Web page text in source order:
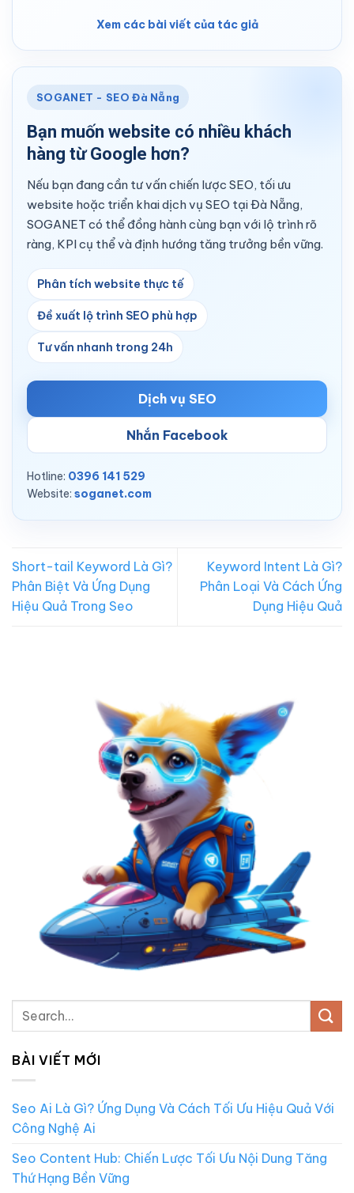
Xem các bài viết của tác giả
SOGANET - SEO Đà Nẵng
Bạn muốn website có nhiều khách
hàng từ Google hơn?
Nếu bạn đang cần tư vấn chiến lược SEO, tối ưu
website hoặc triển khai dịch vụ SEO tại Đà Nẵng,
SOGANET có thể đồng hành cùng bạn với lộ trình rõ
ràng, KPI cụ thể và định hướng tăng trưởng bền vững.
Phân tích website thực tế
Đề xuất lộ trình SEO phù hợp
Tư vấn nhanh trong 24h
Dịch vụ SEO
Nhắn Facebook
Hotline: 0396 141 529
Website: soganet.com
Short-tail Keyword Là Gì?
Phân Biệt Và Ứng Dụng
Hiệu Quả Trong Seo
Keyword Intent Là Gì?
Phân Loại Và Cách Ứng
Dụng Hiệu Quả
BÀI VIẾT MỚI
Seo Ai Là Gì? Ứng Dụng Và Cách Tối Ưu Hiệu Quả Với
Công Nghệ Ai
Seo Content Hub: Chiến Lược Tối Ưu Nội Dung Tăng
Thứ Hạng Bền Vững